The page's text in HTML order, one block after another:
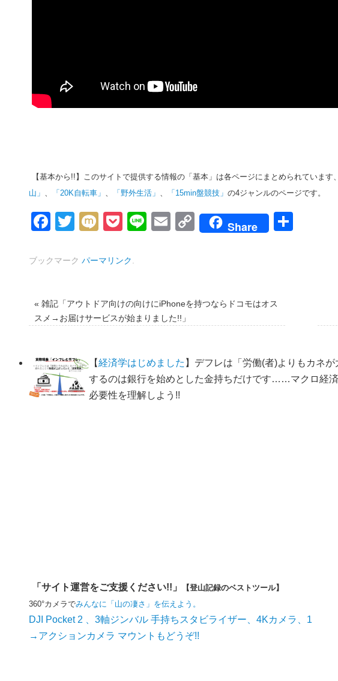
【基本から!!】このサイトで提供する情報の「基本」は各ページにまとめられています
山」
「20K自転車」 「野外生活」 「15min盤競技」 の4ジャンルのページです。
Facebook
Twitter
MixiPocket
LineEmailCopyShare
ブックマーク パーマリンク
« 雑記「アウトドア向けの向けにiPhoneを持つならドコモはオス
スメ→お届けサービスが始まりました!!」
【経済学はじめました 】デフレは「労働(者)よりもカネ
するのは銀行を始めとした金持ちだけです……マクロ経
必要性を理解しよう!!
「サイト運営をご支援ください!!」
【登山記録のベストツール】
360°カメラでみんなに「山の凄さ」を伝えよう。
DJI Pocket 2 、3軸ジンバル 手持ちスタビライザー、4Kカメラ、1
→アクションカメラ マウントもどうぞ!!